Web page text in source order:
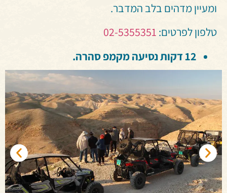
ומעיין מדהים בלב המדבר.
טלפון לפרטים: 02-5355351
12 דקות נסיעה מקמפ סהרה.